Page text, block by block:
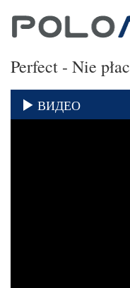
Perfect - Nie
ВИДЕО